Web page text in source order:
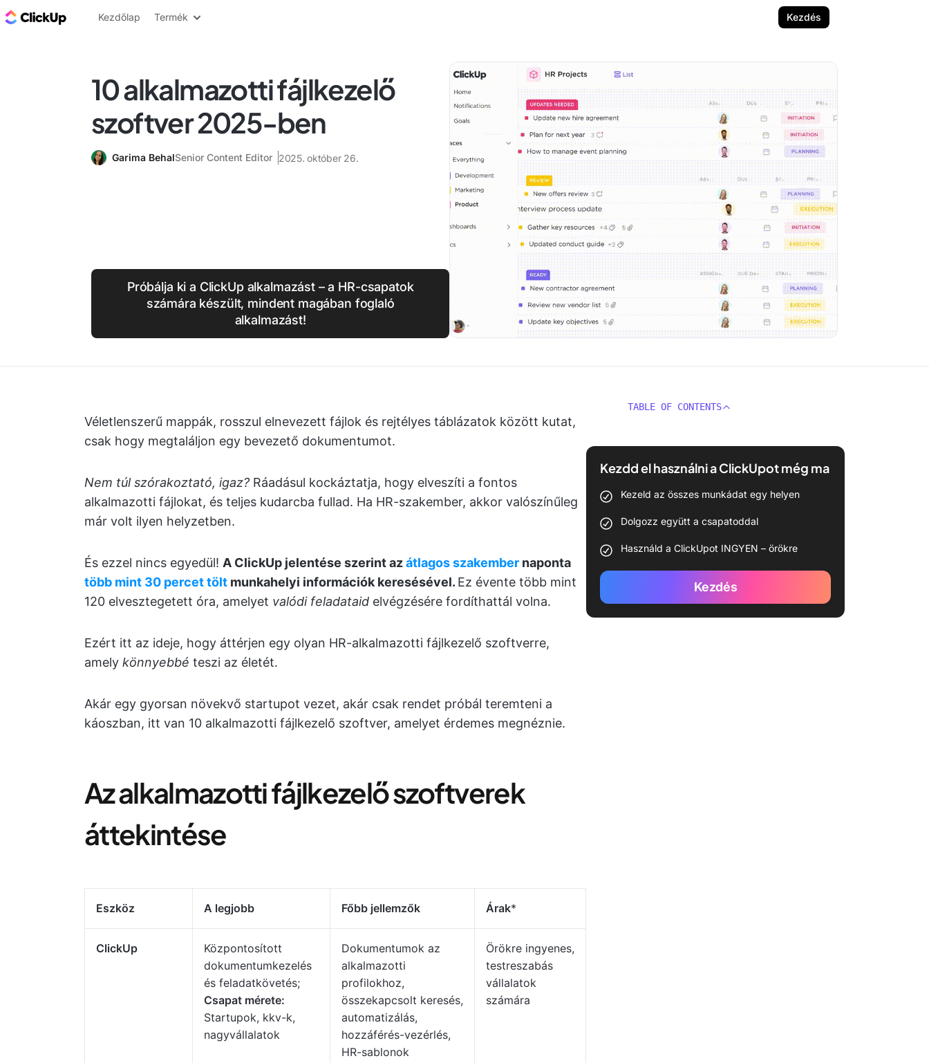
ClickUp blog
Kezdőlap Termék Kezdés
10 alkalmazotti fájlkezelő
szoftver 2025-ben
Garima BehalSenior Content Editor 2025. október 26.
Próbálja ki a ClickUp alkalmazást – a HR-csapatok
számára készült, mindent magában foglaló
alkalmazást!
Véletlenszerű mappák, rosszul elnevezett fájlok és rejtélyes táblázatok között kutat,
csak hogy megtaláljon egy bevezető dokumentumot.
Nem túl szórakoztató, igaz? Ráadásul kockáztatja, hogy elveszíti a fontos
alkalmazotti fájlokat, és teljes kudarcba fullad. Ha HR-szakember, akkor valószínűleg
már volt ilyen helyzetben.
És ezzel nincs egyedül! A ClickUp jelentése szerint azátlagos szakember naponta
több mint 30 percet tölt munkahelyi információk keresésével. Ez évente több mint
120 elvesztegetett óra, amelyet valódi feladataid elvégzésére fordíthattál volna.
Ezért itt az ideje, hogy áttérjen egy olyan HR-alkalmazotti fájlkezelő szoftverre,
amely könnyebbé teszi az életét.
Akár egy gyorsan növekvő startupot vezet, akár csak rendet próbál teremteni a
káoszban, itt van 10 alkalmazotti fájlkezelő szoftver, amelyet érdemes megnéznie.
Az alkalmazotti fájlkezelő szoftverek
áttekintése
Eszköz A legjobb Főbb jellemzők Árak*
ClickUp
Központosított
dokumentumkezelés
és feladatkövetés;
Csapat mérete:
Startupok, kkv-k,
nagyvállalatok
Dokumentumok az
alkalmazotti
profilokhoz,
összekapcsolt keresés,
automatizálás,
hozzáférés-vezérlés,
HR-sablonok
Örökre ingyenes,
testreszabás
vállalatok
számára
TABLE OF CONTENTS
Kezdd el használni a ClickUpot még ma
Kezeld az összes munkádat egy helyen
Dolgozz együtt a csapatoddal
Használd a ClickUpot INGYEN – örökre
Kezdés